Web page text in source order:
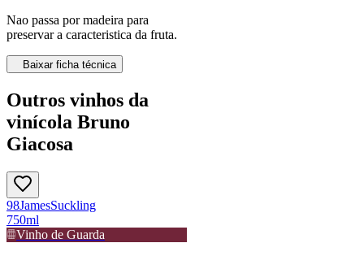
Nao passa por madeira para
preservar a caracteristica da fruta.
Baixar ficha técnica
Outros vinhos da
vinícola Bruno
Giacosa
98JamesSuckling
750ml
Vinho de Guarda